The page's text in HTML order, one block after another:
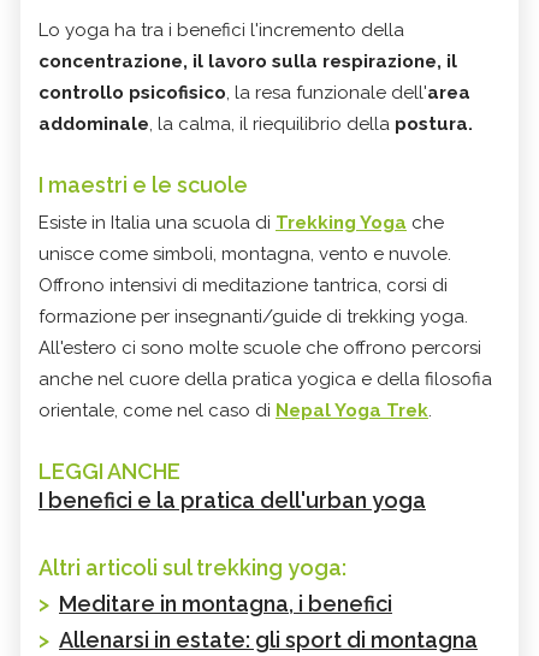
Lo yoga ha tra i benefici l'incremento della
concentrazione, il lavoro sulla respirazione, il
controllo psicofisico, la resa funzionale dell'area
addominale, la calma, il riequilibrio della postura.
I maestri e le scuole
Esiste in Italia una scuola di Trekking Yoga che
unisce come simboli, montagna, vento e nuvole.
Offrono intensivi di meditazione tantrica, corsi di
formazione per insegnanti/guide di trekking yoga.
All'estero ci sono molte scuole che offrono percorsi
anche nel cuore della pratica yogica e della filosofia
orientale, come nel caso di Nepal Yoga Trek.
LEGGI ANCHE
I benefici e la pratica dell'urban yoga
Altri articoli sul trekking yoga:
> Meditare in montagna, i benefici
> Allenarsi in estate: gli sport di montagna